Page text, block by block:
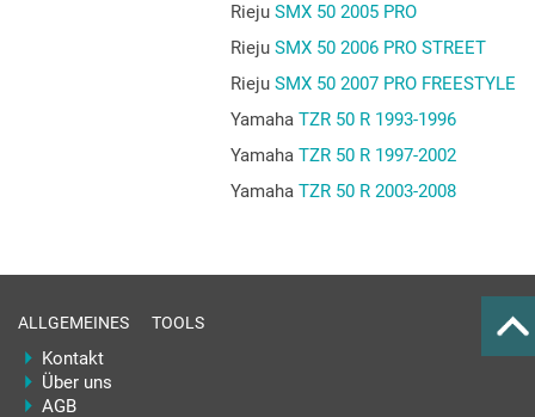
Rieju SMX 50 2005 PRO
Rieju SMX 50 2006 PRO STREET
Rieju SMX 50 2007 PRO FREESTYLE
Yamaha TZR 50 R 1993-1996
Yamaha TZR 50 R 1997-2002
Yamaha TZR 50 R 2003-2008
ALLGEMEINES
Kontakt
Über uns
AGB
TOOLS